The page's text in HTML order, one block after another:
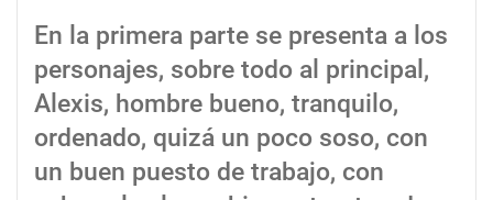
En la primera parte se presenta a los
personajes, sobre todo al principal,
Alexis, hombre bueno, tranquilo,
ordenado, quizá un poco soso, con
un buen puesto de trabajo, con